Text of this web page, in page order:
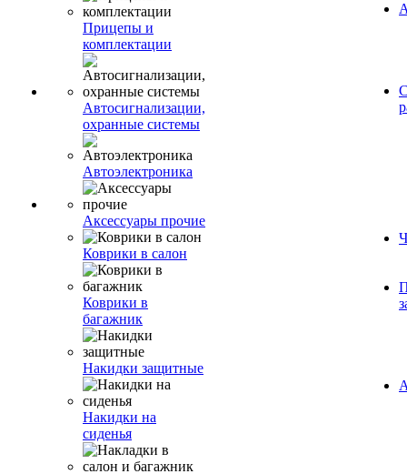
Прицепы и
комплектации
Автосигнализации,
охранные системы
Автоэлектроника
Аксессуары прочие
Коврики в салон
Коврики в
багажник
Накидки защитные
Накидки на
сиденья